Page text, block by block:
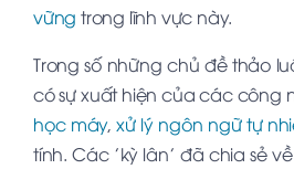
vững trong lĩnh vực này.
Trong số những chủ đề thảo
có sự xuất hiện của các công
học máy,xử lý ngôn ngữ tự
tính. Các 'kỳ lân' đã chia sẻ